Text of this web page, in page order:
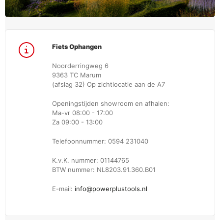
Fiets Ophangen
Noorderringweg 6
9363 TC Marum
(afslag 32) Op zichtlocatie aan de A7
Openingstijden showroom en afhalen:
Ma-vr 08:00 - 17:00
Za 09:00 - 13:00
Telefoonnummer: 0594 231040
K.v.K. nummer: 01144765
BTW nummer: NL8203.91.360.B01
E-mail: info@powerplustools.nl